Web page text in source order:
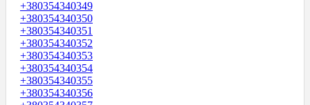
+380354340349
+380354340350
+380354340351
+380354340352
+380354340353
+380354340354
+380354340355
+380354340356